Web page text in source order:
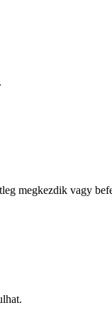
megkezdik vagy